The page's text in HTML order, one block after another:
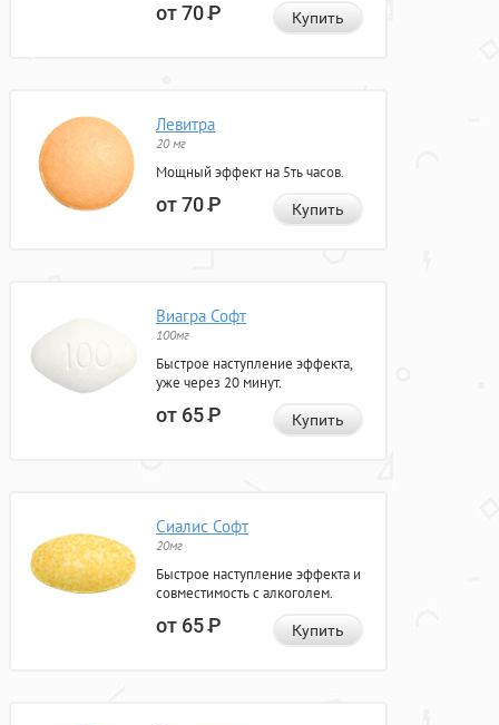
от 70Р Купить
Левитра
20 мг
Мощный эффект на 5ть часов.
от 70Р Купить
Виагра Софт
100мг
Быстрое наступление эффекта,
уже через 20 минут.
от 65Р Купить
Сиалис Софт
20мг
Быстрое наступление эффекта и
совместимость с алкоголем.
от 65Р Купить